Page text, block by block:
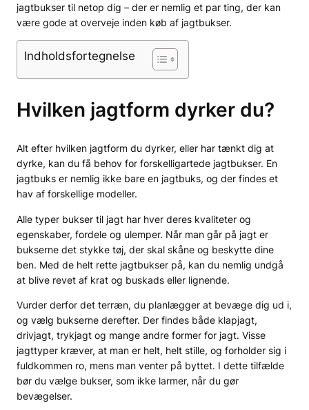
jagtbukser til netop dig – der er nemlig et par ting, der kan
være gode at overveje inden køb af jagtbukser.
Indholdsfortegnelse
Hvilken jagtform dyrker du?
Alt efter hvilken jagtform du dyrker, eller har tænkt dig at
dyrke, kan du få behov for forskelligartede jagtbukser. En
jagtbuks er nemlig ikke bare en jagtbuks, og der findes et
hav af forskellige modeller.
Alle typer bukser til jagt har hver deres kvaliteter og
egenskaber, fordele og ulemper. Når man går på jagt er
bukserne det stykke tøj, der skal skåne og beskytte dine
ben. Med de helt rette jagtbukser på, kan du nemlig undgå
at blive revet af krat og buskads eller lignende.
Vurder derfor det terræn, du planlægger at bevæge dig ud i,
og vælg bukserne derefter. Der findes både klapjagt,
drivjagt, trykjagt og mange andre former for jagt. Visse
jagttyper kræver, at man er helt, helt stille, og forholder sig i
fuldkommen ro, mens man venter på byttet. I dette tilfælde
bør du vælge bukser, som ikke larmer, når du gør
bevægelser.